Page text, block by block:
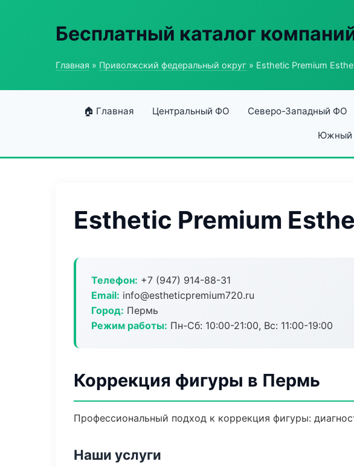
Бесплатный каталог
Главная » Приволжский федеральный округ » Esthetic Premium
🏠 Главная Центральный ФО Северо-Западный ФО
Южный
Esthetic Premium
Телефон: +7 (947) 914-88-31
Email: info@estheticpremium720.ru
Город: Пермь
Режим работы: Пн-Сб: 10:00-21:00, Вс: 11:00-19:00
Коррекция фигуры в Пермь
Профессиональный подход к коррекция фигуры:
Наши услуги